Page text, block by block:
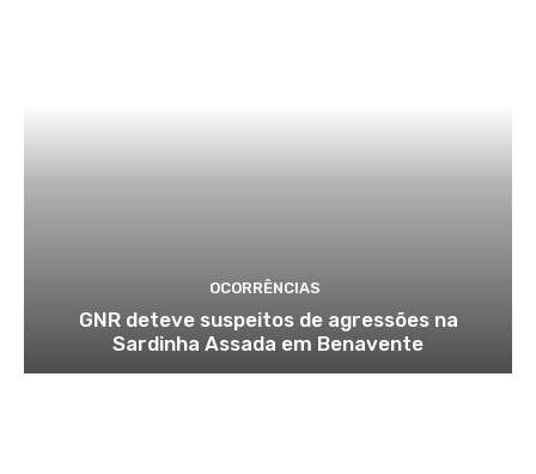
OCORRÊNCIAS
GNR deteve suspeitos de agressões na
Sardinha Assada em Benavente